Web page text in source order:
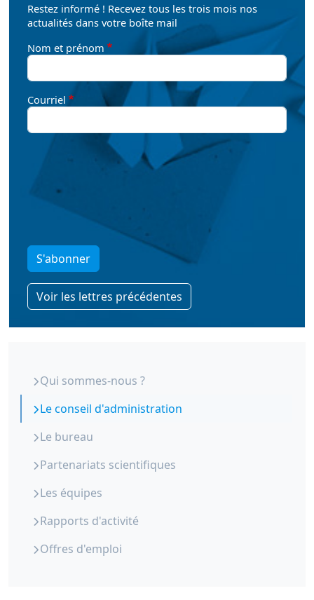
Restez informé ! Recevez tous les trois mois nos
actualités dans votre boîte mail
Nom et prénom
Courriel
S'abonner
Voir les lettres précédentes
Qui sommes-nous ?
Le conseil d'administration
Le bureau
Partenariats scientifiques
Les équipes
Rapports d'activité
Offres d'emploi